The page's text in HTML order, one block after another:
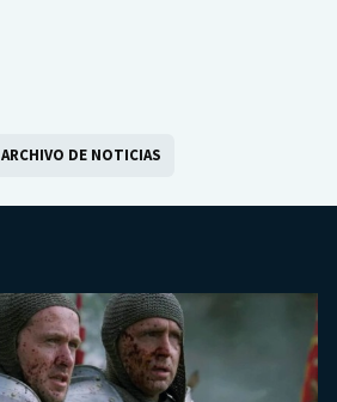
ARCHIVO DE NOTICIAS